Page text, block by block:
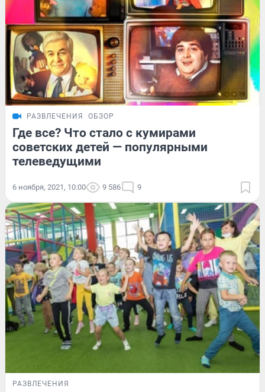
РАЗВЛЕЧЕНИЯ ОБЗОР
Где все? Что стало с кумирами
советских детей — популярными
телеведущими
6 ноября, 2021, 10:00 9 586 9
РАЗВЛЕЧЕНИЯ